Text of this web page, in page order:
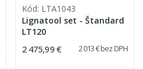
Kód: LTA1043
Lignatool set - Štandard
LT120
2 475,99 € 2 013 € bez DPH